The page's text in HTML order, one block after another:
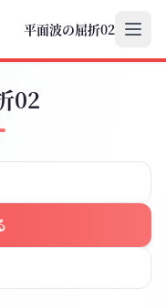
平面波の屈折02
02